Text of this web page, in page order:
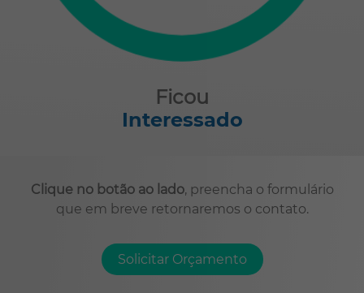
Ficou
Interessado
Clique no botão ao lado, preencha o formulário
que em breve retornaremos o contato.
Solicitar Orçamento